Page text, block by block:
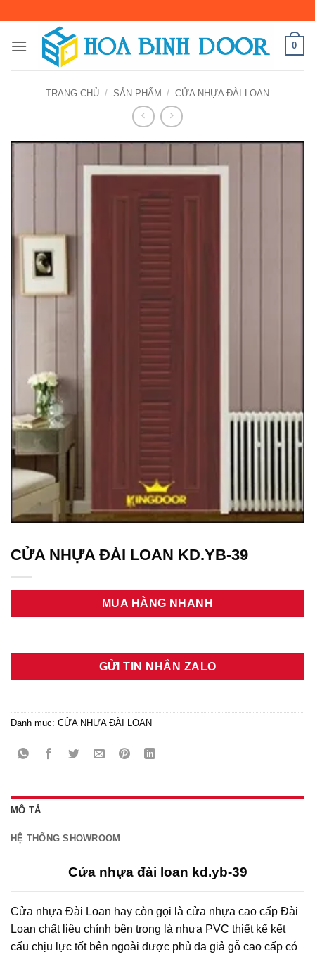
nội
0
TRANG CHỦ / SẢN PHẨM / CỬA NHỰA ĐÀI LOAN
CỬA NHỰA ĐÀI LOAN KD.YB-39
MUA HÀNG NHANH
GỬI TIN NHẮN ZALO
Danh mục: CỬA NHỰA ĐÀI LOAN
MÔ TẢ
HỆ THỐNG SHOWROOM
Cửa nhựa đài loan kd.yb-39
Cửa nhựa Đài Loan hay còn gọi là cửa nhựa cao cấp Đài
Loan chất liệu chính bên trong là nhựa PVC thiết kế kết
cấu chịu lực tốt bên ngoài được phủ da giả gỗ cao cấp có